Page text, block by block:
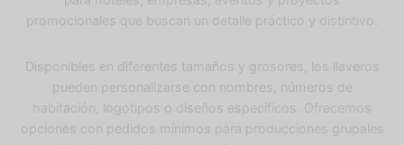
promocionales que buscan un detalle práctico y distintivo.
Disponibles en diferentes tamaños y grosores, los llaveros
pueden personalizarse con nombres, números de
habitación, logotipos o diseños específicos. Ofrecemos
opciones con pedidos mínimos para producciones grupales
de Madera
Frecuentes